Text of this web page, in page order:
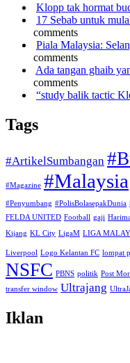
Klopp tak hormat
17 Sebab untuk
comments
Piala Malaysia:
comments
Ada tangan ghaib
comments
“study balik tactic
Tags
#ArtikelSumbangan
#Magazine #Malaysia
#Penyumbang #PolisBolasepakDunia
FELDA UNITED Football gaji
Kijang KL City LigaM LIGA
Liverpool Logo Kelantan FC lompat
NSFC PBNS politik Post
transfer window Ultrajang
Iklan